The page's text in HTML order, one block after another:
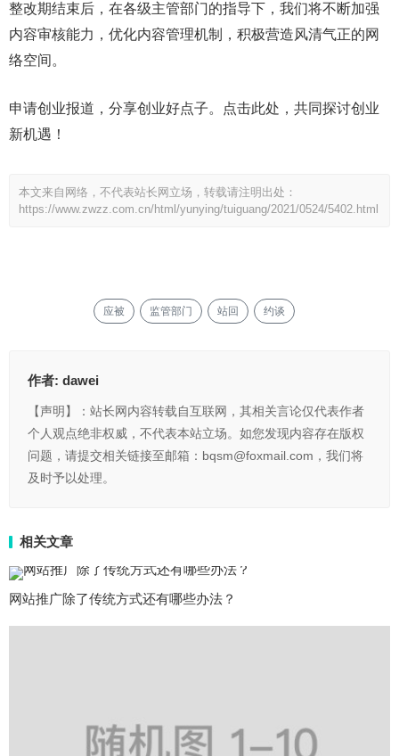
整改期结束后，在各级主管部门的指导下，我们将不断加强
内容审核能力，优化内容管理机制，积极营造风清气正的网
络空间。
申请创业报道，分享创业好点子。点击此处，共同探讨创业
新机遇！
本文来自网络，不代表站长网立场，转载请注明出处：
https://www.zwzz.com.cn/html/yunying/tuiguang/2021/0524/5402.html
应被 监管部门 站回 约谈
作者: dawei
【声明】：站长网内容转载自互联网，其相关言论仅代表作者
个人观点绝非权威，不代表本站立场。如您发现内容存在版权
问题，请提交相关链接至邮箱：bqsm@foxmail.com，我们将
及时予以处理。
相关文章
网站推广除了传统方式还有哪些办法？